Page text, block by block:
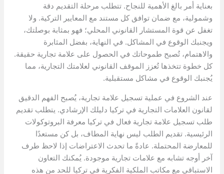
بعناية أمر بالغ الأهمية للنجاح. تتطلب مرحلة التقديم دقة
وشمولية، مع ضمان توافق كل مستند مع المعايير التركية. ولا
تغفل عن قوة المستشار القانوني المحلي؛ فهو بمثابة بوصلتك،
ويجنبك الوقوع في المشاكل. في النهاية، بفضل المثابرة
والاهتمام، تُصبح طموحاتك في الحصول على علامة تجارية حقيقة.
كل خطوة تتخذها تُعزز الموقف القانوني لعلامتك التجارية، مما
يُجنبك الوقوع في مشاكل مستقبلية.
عند الشروع في عملية تسجيل علامة تجارية، يُصبح الفهم الدقيق
لقانون العلامات التجارية في تركيا دليلك الإرشادي. يتطلب تقديم
طلب تسجيل علامة تجارية فعال في تركيا معرفة البروتوكولات
الرئيسية. تقديم الطلب ليس نهاية المطاف، بل كن مستعدًا
للمعارضة المحتملة. عادةً ما تحدث الاعتراضات إذا لاحظ طرف
آخر أوجه تشابه مع علامات تجارية موجودة. يُمكنك التعاون
الاستباقي مع مكاتب الملكية الفكرية في تركيا للحد من هذه